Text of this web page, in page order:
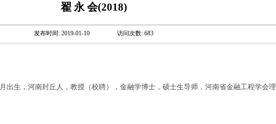
翟 永 会(2018)
发布时间: 2019-01-10 访问次数: 683
月出生，河南封丘人，教授（校聘），金融学博士，硕士生导师，河南省金融工程学会理